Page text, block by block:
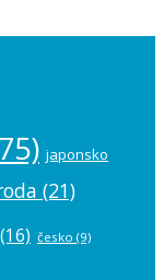
japonsko
(21)
(16) česko (9)